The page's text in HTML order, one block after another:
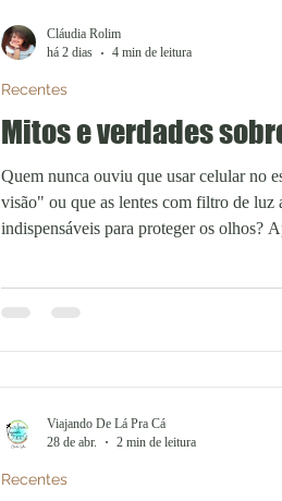
Mitos e verdades
Quem nunca ouviu que usar celular no
visão" ou que as lentes com filtro de luz
indispensáveis para proteger os olhos?
Rodrigo Carvalho, da clínica Alpha
laboratoriais r
Recentes
Cláudia Rolim
há 2 dias
4 min de leitura
Recentes
Viajando De Lá Pra Cá
28 de abr.
2 min de leitura